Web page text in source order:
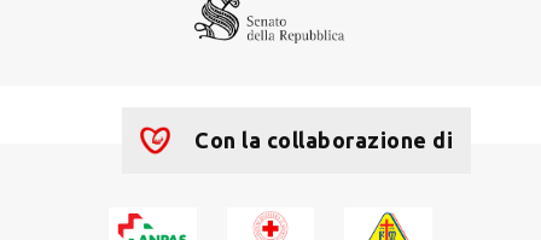
Con la collaborazione di